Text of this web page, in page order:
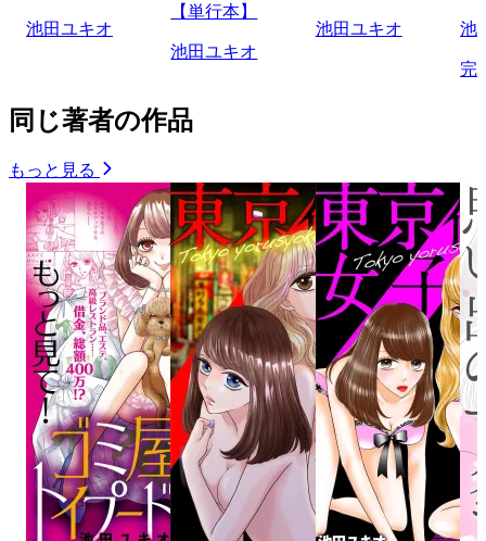
池田ユキオ
【単行本】
池田ユキオ
池田ユキオ 池
完
同じ著者の作品
もっと見る